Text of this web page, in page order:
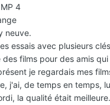
4
neuve.
essais avec plusieurs
des films pour des amis
je regardais mes
j'ai, de temps en temps,
la qualité était meilleure.